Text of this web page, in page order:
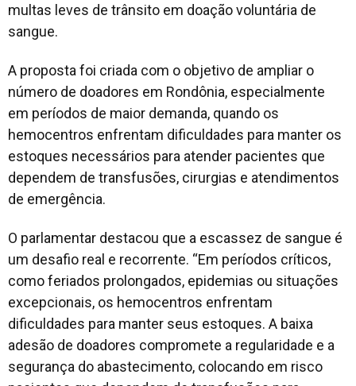
multas leves de trânsito em doação voluntária de
sangue.
A proposta foi criada com o objetivo de ampliar o
número de doadores em Rondônia, especialmente
em períodos de maior demanda, quando os
hemocentros enfrentam dificuldades para manter os
estoques necessários para atender pacientes que
dependem de transfusões, cirurgias e atendimentos
de emergência.
O parlamentar destacou que a escassez de sangue é
um desafio real e recorrente. “Em períodos críticos,
como feriados prolongados, epidemias ou situações
excepcionais, os hemocentros enfrentam
dificuldades para manter seus estoques. A baixa
adesão de doadores compromete a regularidade e a
segurança do abastecimento, colocando em risco